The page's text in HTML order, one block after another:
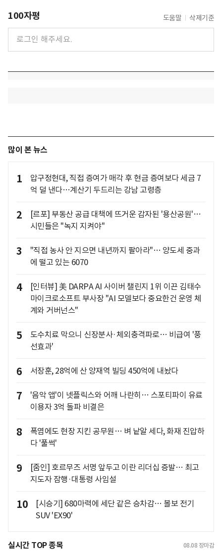
100자평 도움말 삭제기준
많이 본 뉴스
1
압구정현대, 직접 증여가 매각 후 현금 증여보다 세금 7
억 덜 낸다…계산기 두드리는 강남 고령층
2
[르포] 부동산 공급 대책에 뜨거운 감자된 '용산공원'…
시민들은 "녹지 지켜야"
3
"직접 농사 안 지으면 내년까지 팔아라"… 양도세 중과
에 떨고 있는 6070
4
[인터뷰] 美 DARPA AI 사이버 챌린지 1위 이끈 김태수
마이크로소프트 부사장 "AI 모델보다 중요한건 운영 체
계와 거버넌스"
5
도수치료 막으니 신장분사·체외충격파로… 비급여 '풍
선효과'
6 서장훈, 28억에 산 양재역 빌딩 450억에 내놨다
7
'음악 앱'이 넷플릭스와 어깨 나란히… 스포티파이 유료
이용자 3억 돌파 비결은
8
폭염에도 현장 지킨 공무원… 벼 낱알 세다, 화재 진압하
다 '풀썩'
9
[줌인] 호르무즈 서명 앞두고 이란 리더십 증발… 최고
지도자 잠행·대통령 사임설
10
[시승기] 680마력에 세단 같은 승차감… 볼보 전기
SUV 'EX90'
실시간 TOP 종목 08.08 장마감